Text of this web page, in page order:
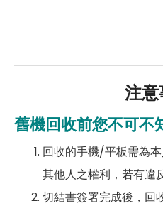
注
舊機回收前您不可不
回收的手機/平板需為
其他人之權利，若有違
切結書簽署完成後，回